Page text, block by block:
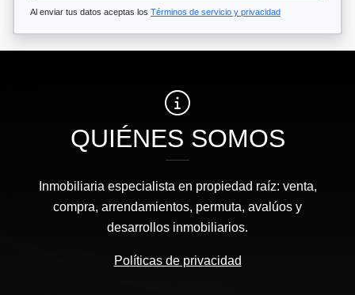
Al enviar tus datos aceptas los Términos de servicio y privacidad
QUIÉNES SOMOS
Inmobiliaria especialista en propiedad raíz: venta,
compra, arrendamientos, permuta, avalúos y
desarrollos inmobiliarios.
Políticas de privacidad